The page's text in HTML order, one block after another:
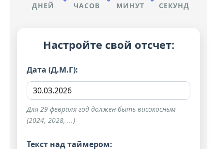
ДНЕЙ ЧАСОВ МИНУТ СЕКУНД
Настройте свой отсчет:
Дата (Д.М.Г):
Для 29 февраля год должен быть високосным
(2024, 2028, ...)
Текст над таймером: